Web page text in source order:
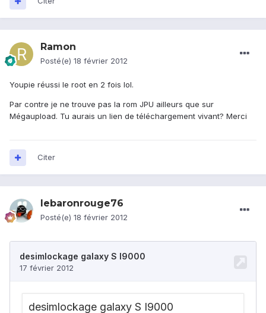
Ramon
Posté(e) 18 février 2012
Youpie réussi le root en 2 fois lol.
Par contre je ne trouve pas la rom JPU ailleurs que sur
Mégaupload. Tu aurais un lien de téléchargement vivant? Merci
Citer
lebaronrouge76
Posté(e) 18 février 2012